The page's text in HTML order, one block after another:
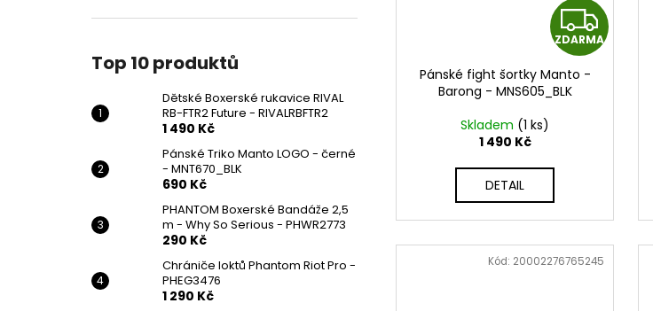
Top 10 produktů
Dětské Boxerské rukavice RIVAL
RB-FTR2 Future - RIVALRBFTR2
1 490 Kč
Pánské Triko Manto LOGO - černé
- MNT670_BLK
690 Kč
PHANTOM Boxerské Bandáže 2,5
m - Why So Serious - PHWR2773
290 Kč
Chrániče loktů Phantom Riot Pro -
PHEG3476
1 290 Kč
Z
D
ZDARMA
Pánské fight šortky Manto -
Barong - MNS605_BLK
Skladem (1 ks)
1 490 Kč
DETAIL
Kód: 20002276765245